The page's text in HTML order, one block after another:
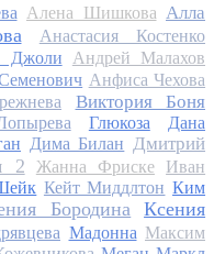
Алена Шишкова Алла
Анастасия Костенко
Джоли
Андрей Малахов
Анфиса Чехова
Виктория Боня
Глюкоза
Дана
Дима Билан Дмитрий
2 Жанна Фриске
Иван
Кейт Миддлтон Ким
Бородина
Ксения
Мадонна Максим